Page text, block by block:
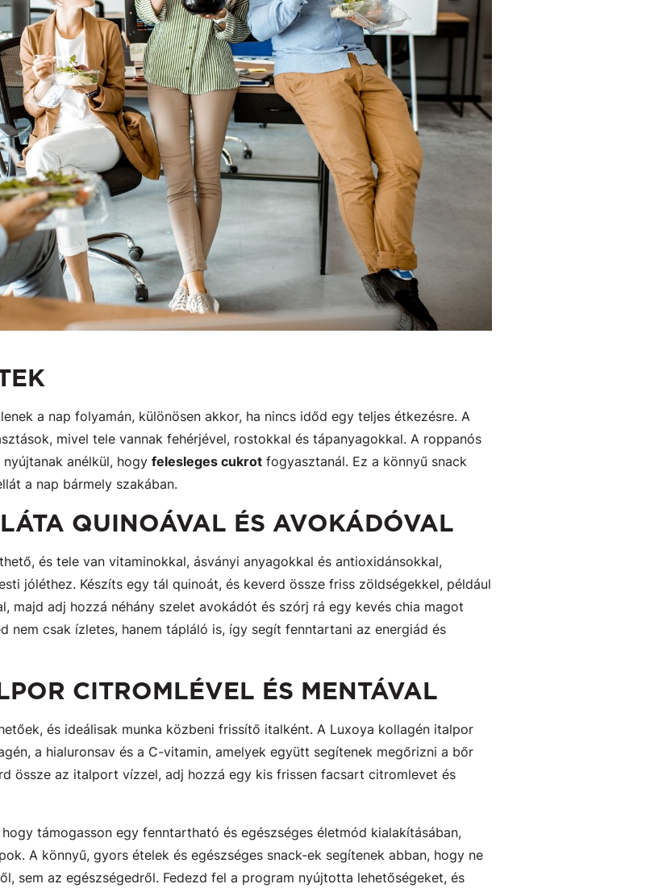
a nap folyamán, különösen akkor, ha nincs időd egy teljes étkezésre. A
mivel tele vannak fehérjével, rostokkal és tápanyagokkal. A roppanós
anélkül, hogy felesleges cukrot fogyasztanál. Ez a könnyű snack
a nap bármely szakában.
QUINOÁVAL ÉS AVOKÁDÓVAL
és tele van vitaminokkal, ásványi anyagokkal és antioxidánsokkal,
jóléthez. Készíts egy tál quinoát, és keverd össze friss zöldségekkel, például
majd adj hozzá néhány szelet avokádót és szórj rá egy kevés chia magot
nem csak ízletes, hanem tápláló is, így segít fenntartani az energiád és
CITROMLÉVEL ÉS MENTÁVAL
és ideálisak munka közbeni frissítő italként. A Luxoya kollagén italpor
a hialuronsav és a C-vitamin, amelyek együtt segítenek megőrizni a bőr
össze az italport vízzel, adj hozzá egy kis frissen facsart citromlevet és
támogasson egy fenntartható és egészséges életmód kialakításában,
A könnyű, gyors ételek és egészséges snack-ek segítenek abban, hogy ne
sem az egészségedről. Fedezd fel a program nyújtotta lehetőségeket, és